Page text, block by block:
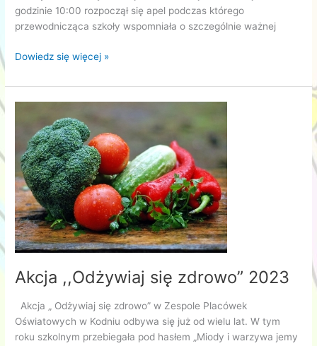
godzinie 10:00 rozpoczął się apel podczas którego
przewodnicząca szkoły wspomniała o szczególnie ważnej
Dzień
Narodowej
Dowiedz się więcej »
Akcja ,,Odżywiaj się zdrowo” 2023
Akcja „ Odżywiaj się zdrowo” w Zespole Placówek
Oświatowych w Kodniu odbywa się już od wielu lat. W tym
roku szkolnym przebiegała pod hasłem „Miody i warzywa jemy